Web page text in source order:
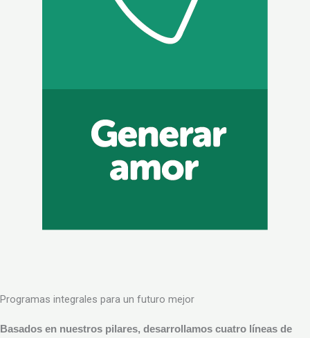
Programas integrales para un futuro mejor
Basados en nuestros pilares, desarrollamos cuatro líneas de